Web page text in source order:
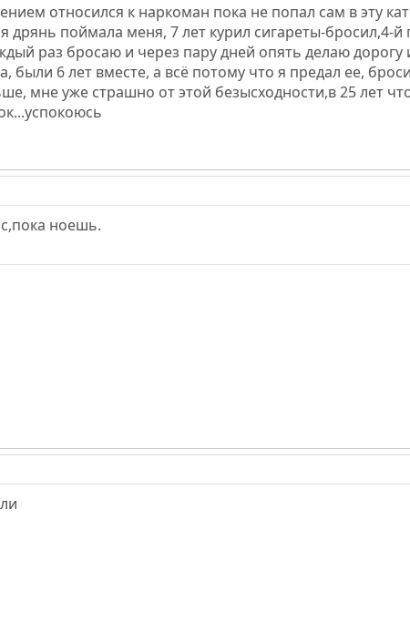
относился к наркоман пока не попал сам в эту
дрянь поймала меня, 7 лет курил сигареты-бросил,4-й
раз бросаю и через пару дней опять делаю
были 6 лет вместе, а всё потому что я предал ее,
мне уже страшно от этой безысходности,в 25 лет
ноешь.